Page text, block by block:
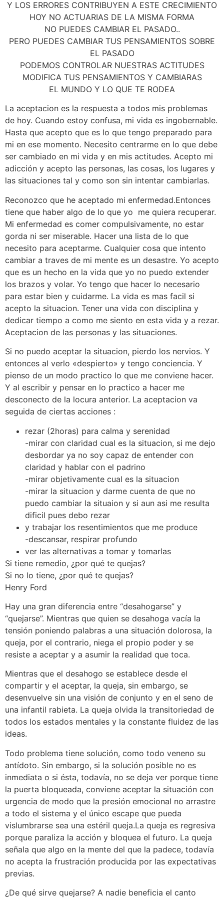
Y LOS ERRORES CONTRIBUYEN A ESTE CRECIMIENTO
HOY NO ACTUARIAS DE LA MISMA FORMA
NO PUEDES CAMBIAR EL PASADO..
PERO PUEDES CAMBIAR TUS PENSAMIENTOS SOBRE
EL PASADO
PODEMOS CONTROLAR NUESTRAS ACTITUDES
MODIFICA TUS PENSAMIENTOS Y CAMBIARAS
EL MUNDO Y LO QUE TE RODEA
La aceptacion es la respuesta a todos mis problemas
de hoy. Cuando estoy confusa, mi vida es ingobernable.
Hasta que acepto que es lo que tengo preparado para
mi en ese momento. Necesito centrarme en lo que debe
ser cambiado en mi vida y en mis actitudes. Acepto mi
adicción y acepto las personas, las cosas, los lugares y
las situaciones tal y como son sin intentar cambiarlas.
Reconozco que he aceptado mi enfermedad.Entonces
tiene que haber algo de lo que yo me quiera recuperar.
Mi enfermedad es comer compulsivamente, no estar
gorda ni ser miserable. Hacer una lista de lo que
necesito para aceptarme. Cualquier cosa que intento
cambiar a traves de mi mente es un desastre. Yo acepto
que es un hecho en la vida que yo no puedo extender
los brazos y volar. Yo tengo que hacer lo necesario
para estar bien y cuidarme. La vida es mas facil si
acepto la situacion. Tener una vida con disciplina y
dedicar tiempo a como me siento en esta vida y a rezar.
Aceptacion de las personas y las situaciones.
Si no puedo aceptar la situacion, pierdo los nervios. Y
entonces al verlo «despierto» y tengo conciencia. Y
pienso de un modo practico lo que me conviene hacer.
Y al escribir y pensar en lo practico a hacer me
desconecto de la locura anterior. La aceptacion va
seguida de ciertas acciones :
rezar (2horas) para calma y serenidad
-mirar con claridad cual es la situacion, si me dejo
desbordar ya no soy capaz de entender con
claridad y hablar con el padrino
-mirar objetivamente cual es la situacion
-mirar la situacion y darme cuenta de que no
puedo cambiar la situaion y si aun asi me resulta
dificil pues debo rezar
y trabajar los resentimientos que me produce
-descansar, respirar profundo
ver las alternativas a tomar y tomarlas
Si tiene remedio, ¿por qué te quejas?
Si no lo tiene, ¿por qué te quejas?
Henry Ford
Hay una gran diferencia entre “desahogarse” y
“quejarse”. Mientras que quien se desahoga vacía la
tensión poniendo palabras a una situación dolorosa, la
queja, por el contrario, niega el propio poder y se
resiste a aceptar y a asumir la realidad que toca.
Mientras que el desahogo se establece desde el
compartir y el aceptar, la queja, sin embargo, se
desenvuelve sin una visión de conjunto y en el seno de
una infantil rabieta. La queja olvida la transitoriedad de
todos los estados mentales y la constante fluidez de las
ideas.
Todo problema tiene solución, como todo veneno su
antídoto. Sin embargo, si la solución posible no es
inmediata o si ésta, todavía, no se deja ver porque tiene
la puerta bloqueada, conviene aceptar la situación con
urgencia de modo que la presión emocional no arrastre
a todo el sistema y el único escape que pueda
vislumbrarse sea una estéril queja.La queja es regresiva
porque paraliza la acción y bloquea el futuro. La queja
señala que algo en la mente del que la padece, todavía
no acepta la frustración producida por las expectativas
previas.
¿De qué sirve quejarse? A nadie beneficia el canto